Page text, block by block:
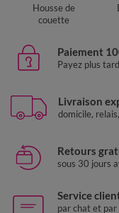
Housse de
couette
Paiement
Payez plus
Livraison
domicile,
Retours
sous 30 jours
Service
par chat et